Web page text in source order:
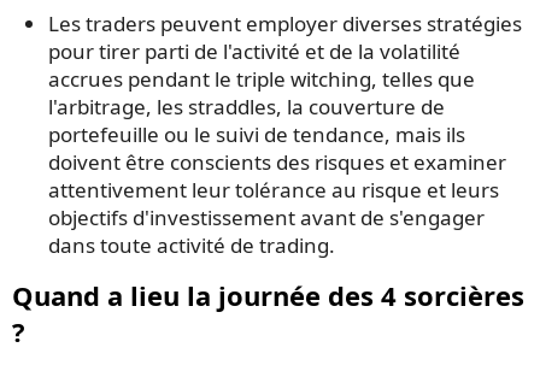
Les traders peuvent employer diverses stratégies
pour tirer parti de l'activité et de la volatilité
accrues pendant le triple witching, telles que
l'arbitrage, les straddles, la couverture de
portefeuille ou le suivi de tendance, mais ils
doivent être conscients des risques et examiner
attentivement leur tolérance au risque et leurs
objectifs d'investissement avant de s'engager
dans toute activité de trading.
Quand a lieu la journée des 4 sorcières
?